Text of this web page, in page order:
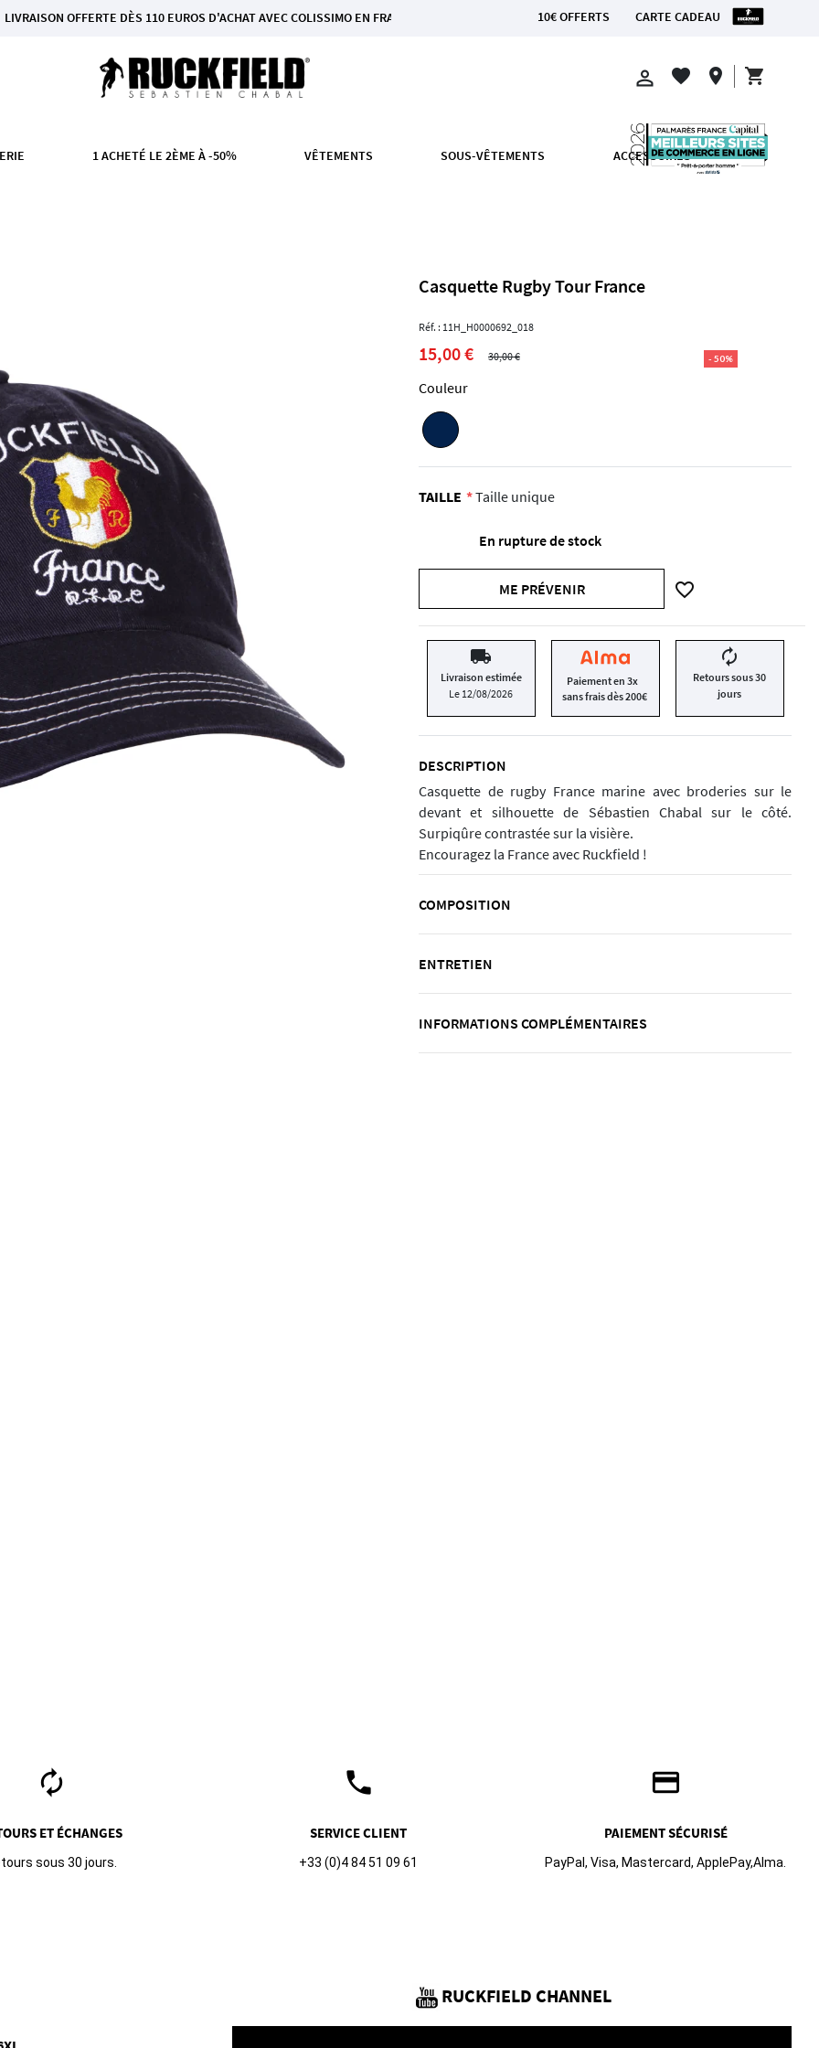
OFFERTE DÈS 110 EUROS D'ACHAT AVEC COLISSIMO EN FRANCE MÉTROPOLITAINE 10€ OFFERTS CARTE CADEAU
perm_identity favorite location_on shopping_cart
1 ACHETÉ LE 2ÈME À -50% VÊTEMENTS SOUS-VÊTEMENTS ACCESSOIRES
Casquette Rugby Tour France
Réf. : 11H_H0000692_018
- 50%
15,00 € 30,00 €
Couleur
TAILLE Taille unique
En rupture de stock
favorite_border
ME PRÉVENIR
local_shipping
Livraison estimée
Le 12/08/2026
Paiement en 3x
sans frais dès 200€
autorenew
Retours sous 30
jours
DESCRIPTION
Casquette de rugby France marine avec broderies sur le
devant et silhouette de Sébastien Chabal sur le côté.
Surpiqûre contrastée sur la visière.
Encouragez la France avec Ruckfield !
COMPOSITION
ENTRETIEN
INFORMATIONS COMPLÉMENTAIRES
autorenew
ET ÉCHANGES
sous 30 jours.
phone
SERVICE CLIENT
+33 (0)4 84 51 09 61
credit_card
PAIEMENT SÉCURISÉ
PayPal, Visa, Mastercard, ApplePay,Alma.
RUCKFIELD CHANNEL